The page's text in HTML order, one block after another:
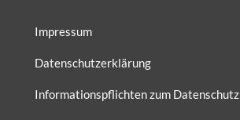
Impressum
Datenschutzerklärung
Informationspflichten zum Datenschutz